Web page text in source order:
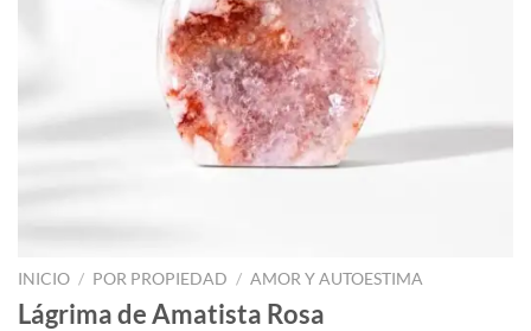
INICIO / POR PROPIEDAD / AMOR Y AUTOESTIMA
Lágrima de Amatista Rosa